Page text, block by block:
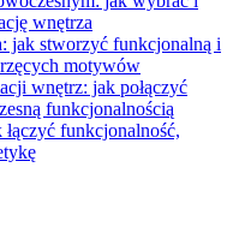
wnętrza
jak stworzyć funkcjonalną i
motywów
wnętrz: jak połączyć
funkcjonalnością
funkcjonalność,